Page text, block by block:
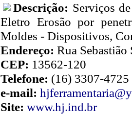
Descrição: Serviços
Eletro Erosão por
Moldes - Dispositivos,
Endereço: Rua
CEP: 13562-120
Telefone: (16) 3307-
e-mail:
Site: www.hj.ind.br